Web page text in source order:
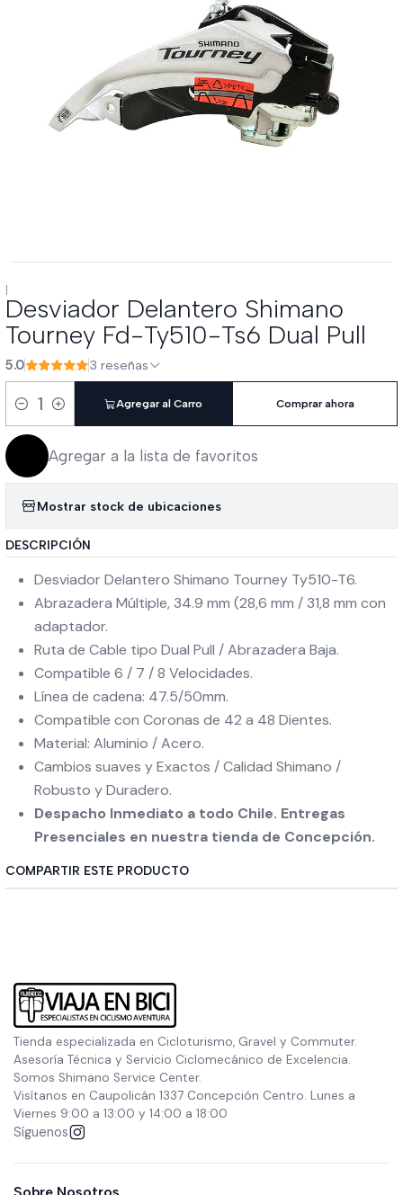
|
Desviador Delantero Shimano
Tourney Fd-Ty510-Ts6 Dual Pull
5.0 3 reseñas
Cantidad
Agregar al Carro Comprar ahora
Agregar a la lista de favoritos
Mostrar stock de ubicaciones
DESCRIPCIÓN
Desviador Delantero Shimano Tourney Ty510-T6.
Abrazadera Múltiple, 34.9 mm (28,6 mm / 31,8 mm con
adaptador.
Ruta de Cable tipo Dual Pull / Abrazadera Baja.
Compatible 6 / 7 / 8 Velocidades.
Línea de cadena: 47.5/50mm.
Compatible con Coronas de 42 a 48 Dientes.
Material: Aluminio / Acero.
Cambios suaves y Exactos / Calidad Shimano /
Robusto y Duradero.
Despacho Inmediato a todo Chile. Entregas
Presenciales en nuestra tienda de Concepción.
COMPARTIR ESTE PRODUCTO
Tienda especializada en Cicloturismo, Gravel y Commuter.
Asesoría Técnica y Servicio Ciclomecánico de Excelencia.
Somos Shimano Service Center.
Visítanos en Caupolicán 1337 Concepción Centro. Lunes a
Viernes 9:00 a 13:00 y 14:00 a 18:00
Síguenos